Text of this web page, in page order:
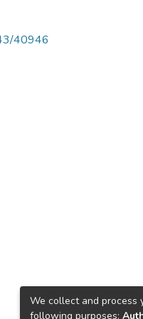
40946
We collect and process
following purposes: